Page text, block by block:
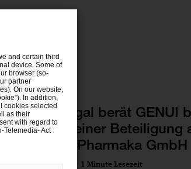
Deals/M&A
PwC Legal berät GENUI
Erwerb einer Beteiligung
ROTOP Pharmaka GmbH
1 Minute Lesezeit
and certain third
device. Some of
browser (so-
partner
On our website,
In addition,
cookies selected
as their
with regard to
Telemedia- Act